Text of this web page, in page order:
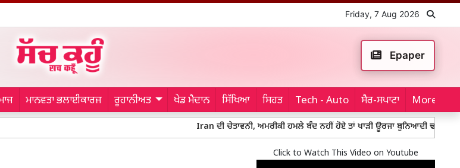
Friday, 7 Aug 2026
Epaper
ਮਾਨਵਤਾ ਭਲਾਈਕਾਰਜ ਰੂਹਾਨੀਅਤ ਖੇਡ ਮੈਦਾਨ ਸਿੱਖਿਆ ਸਿਹਤ Tech - Auto ਸੈਰ-ਸਪਾਟਾ More...
Iran ਦੀ ਚੇਤਾਵਨੀ, ਅਮਰੀਕੀ ਹਮਲੇ ਬੰਦ ਨਹੀਂ ਹੋਏ ਤਾਂ ਖਾੜੀ ਊਰਜਾ ਬੁਨਿਆਦੀ ਢਾਂਚੇ 'ਤੇ ਹੋਵੇਗੀ ਜਵਾਬੀ
Click to Watch This Video on Youtube